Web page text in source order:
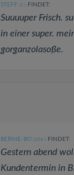
STEFF (1 )FINDET:
Suuuuper Frisch.
in einer super.
gorganzolasoße.
BERNIE-BO (106 )FINDET:
Gestern abend
Kundentermin in